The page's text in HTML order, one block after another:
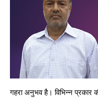
गहरा अनुभव है। विभिन्न प्रकार